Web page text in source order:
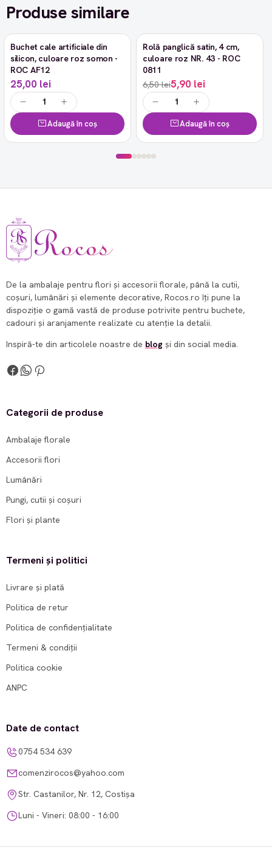
Produse similare
Buchet cale artificiale din
silicon, culoare roz somon -
ROC AF12
25,00 lei
Adaugă în coș
-9%
Rolă panglică satin, 4 cm,
culoare roz NR. 43 - ROC
0811
6,50 lei5,90 lei
Adaugă în coș
De la ambalaje pentru flori și accesorii florale, până la cutii,
coșuri, lumânări și elemente decorative, Rocos.ro îți pune la
dispoziție o gamă vastă de produse potrivite pentru buchete,
cadouri și aranjamente realizate cu atenție la detalii.
Inspiră-te din articolele noastre de blog și din social media.
Categorii de produse
Ambalaje florale
Accesorii flori
Lumânări
Pungi, cutii și coșuri
Flori și plante
Termeni și politici
Livrare și plată
Politica de retur
Politica de confidențialitate
Termeni & condiții
Politica cookie
ANPC
Date de contact
0754 534 639
comenzirocos@yahoo.com
Str. Castanilor, Nr. 12, Costișa
Luni - Vineri: 08:00 - 16:00